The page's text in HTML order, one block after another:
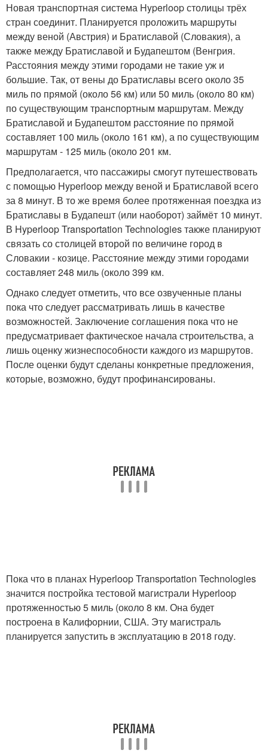
Новая транспортная система Hyperloop столицы трёх
стран соединит. Планируется проложить маршруты
между веной (Австрия) и Братиславой (Словакия), а
также между Братиславой и Будапештом (Венгрия.
Расстояния между этими городами не такие уж и
большие. Так, от вены до Братиславы всего около 35
миль по прямой (около 56 км) или 50 миль (около 80 км)
по существующим транспортным маршрутам. Между
Братиславой и Будапештом расстояние по прямой
составляет 100 миль (около 161 км), а по существующим
маршрутам - 125 миль (около 201 км.
Предполагается, что пассажиры смогут путешествовать
с помощью Hyperloop между веной и Братиславой всего
за 8 минут. В то же время более протяженная поездка из
Братиславы в Будапешт (или наоборот) займёт 10 минут.
В Hyperloop Transportation Technologies также планируют
связать со столицей второй по величине город в
Словакии - козице. Расстояние между этими городами
составляет 248 миль (около 399 км.
Однако следует отметить, что все озвученные планы
пока что следует рассматривать лишь в качестве
возможностей. Заключение соглашения пока что не
предусматривает фактическое начала строительства, а
лишь оценку жизнеспособности каждого из маршрутов.
После оценки будут сделаны конкретные предложения,
которые, возможно, будут профинансированы.
Пока что в планах Hyperloop Transportation Technologies
значится постройка тестовой магистрали Hyperloop
протяженностью 5 миль (около 8 км. Она будет
построена в Калифорнии, США. Эту магистраль
планируется запустить в эксплуатацию в 2018 году.